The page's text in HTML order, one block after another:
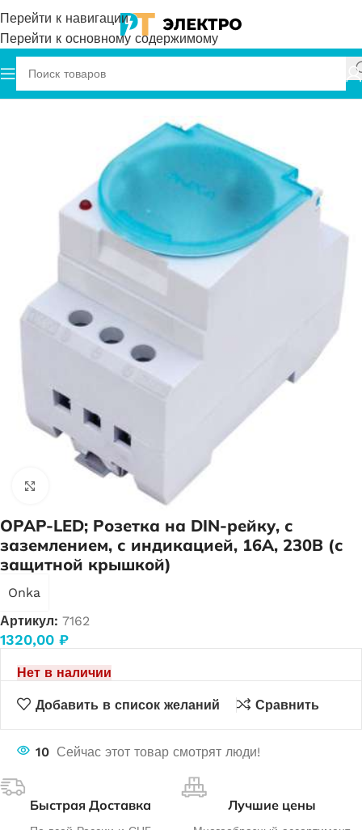
Перейти к навигации
Перейти к основному содержимому
Главная Onka Розетка на DIN-рейку
Нажмите, чтобы увеличить
OPAP-LED; Розетка на DIN-рейку, с
заземлением, с индикацией, 16А, 230В (с
защитной крышкой)
Onka
Артикул: 7162
1320,00 ₽
Нет в наличии
Добавить в список желаний Сравнить
10 Сейчас этот товар смотрят люди!
Быстрая Доставка Лучшие цены